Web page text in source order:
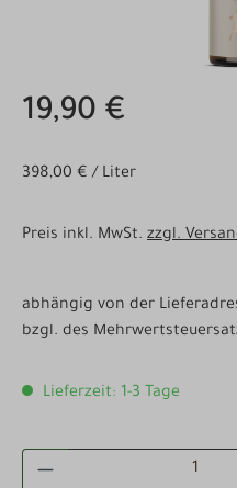
19,90 €
398,00 € / Liter
Preis inkl. MwSt. zzgl.
abhängig von der
bzgl. des
Lieferzeit: 1-3 Tage
PRODUKT ANZAHL: